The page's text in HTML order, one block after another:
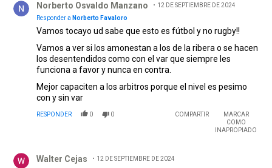
Norberto Osvaldo Manzano
12 DE SEPTIEMBRE DE 2024
Responder a Norberto Favaloro
Vamos tocayo ud sabe que esto es fútbol y no rugby!!
Vamos a ver si los amonestan a los de la ribera o se hacen
los desentendidos como con el var que siempre les
funciona a favor y nunca en contra.
Mejor capaciten a los arbitros porque el nivel es pesimo
con y sin var
RESPONDER 0 0 COMPARTIR
MARCAR
COMO
INAPROPIADO
Walter Cejas 12 DE SEPTIEMBRE DE 2024